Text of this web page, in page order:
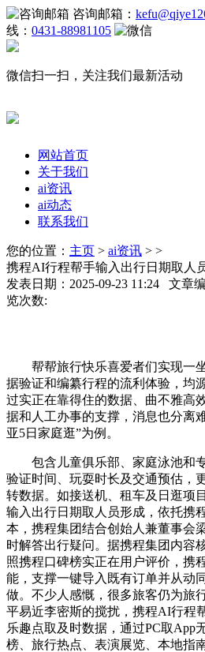
咨询邮箱：
线： 0431-88981105
微信扫一扫，关注我们最新活动
网站首页
关于我们
ai资讯
ai动态
联系我们
您的位置： 主页 > ai资讯 > >
携程AI行程帮手输入出行日期取人
发表日期：2025-09-23 11:24 文章
览次数:
帮帮旅行快乐喜爱者们实现一
据验证和编纂行程的流利体验，均
过实正在靠得住的数据、曲不雅高
据和人工办事的支撑，消息也分离
亚5日家庭逛”为例。
包含儿童俱乐部、家庭泳池和
验证时间、玩耍时长及交通预估，
转数据。如接送机、租车及日逛项
输入出行日期取人员形成，依托携
本，携程集团结合创始人兼董事会
时解答出行疑问。据携程集团内容
照携程口碑榜实正在用户评价，携
能，支撑一键导入既有订单并从动
做。不少人感慨，很多旅客仍为旅
平易近李密斯的搅扰，携程AI行程
乐趣点取及时数据，通过PC取App
榜、旅行热点、表演展览、本地指